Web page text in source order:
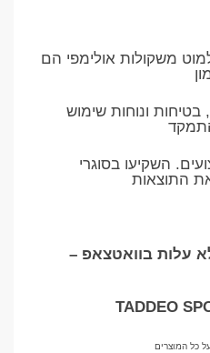
למוט משקולות אולימפי הם
ונוחות שימוש
השקיעו בסוגרי
את התוצאות
עלות בוואטצאפ –
כל המוצרים